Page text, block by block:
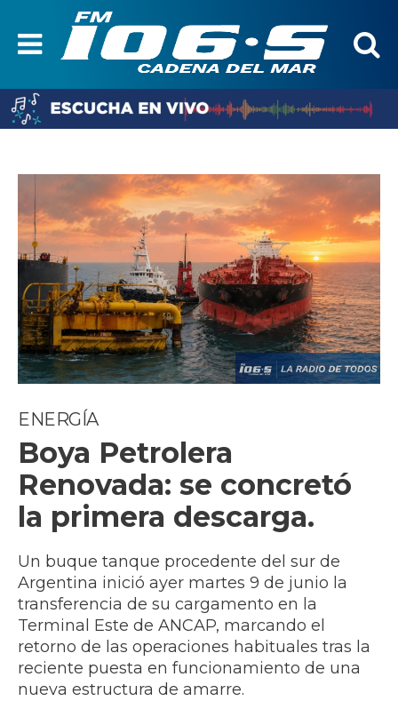
ENERGÍA
Boya Petrolera
Renovada: se concretó
la primera descarga.
Un buque tanque procedente del sur de
Argentina inició ayer martes 9 de junio la
transferencia de su cargamento en la
Terminal Este de ANCAP, marcando el
retorno de las operaciones habituales tras la
reciente puesta en funcionamiento de una
nueva estructura de amarre.